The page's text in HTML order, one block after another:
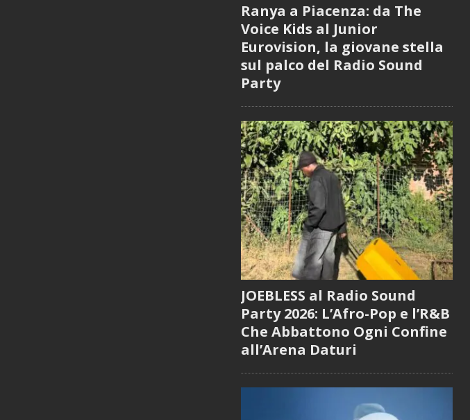
Ranya a Piacenza: da The
Voice Kids al Junior
Eurovision, la giovane stella
sul palco del Radio Sound
Party
JOEBLESS al Radio Sound
Party 2026: L’Afro-Pop e l’R&B
Che Abbattono Ogni Confine
all’Arena Daturi